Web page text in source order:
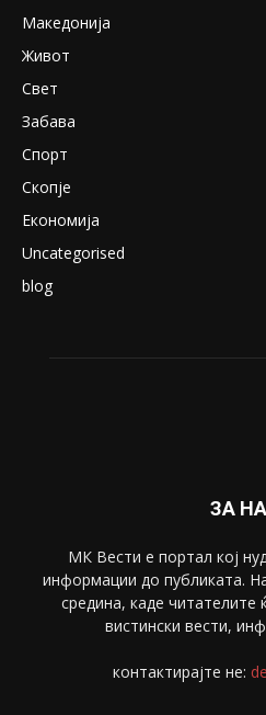
Македонија
Живот
Свет
Забава
Спорт
Скопје
Економија
Uncategorised
blog
ЗА
МК Вести е портал коj
информации до публиката.
средина, каде
вистински вести,
контактирајте не: